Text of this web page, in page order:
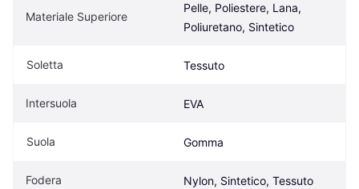
Materiale Superiore
Pelle, Poliestere, Lana,
Poliuretano, Sintetico
Soletta Tessuto
Intersuola EVA
Suola Gomma
Fodera Nylon, Sintetico, Tessuto